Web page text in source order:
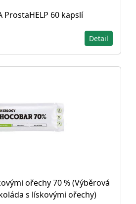
ProstaHELP 60 kapslí
Detail
ořechy 70 % (Výběrová
s lískovými ořechy)